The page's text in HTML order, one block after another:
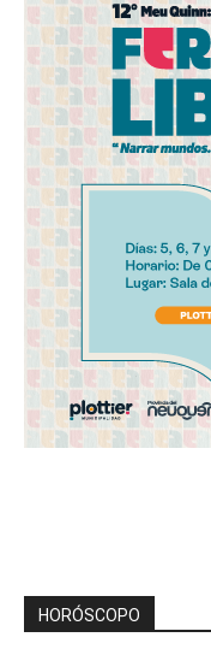
HORÓSCOPO